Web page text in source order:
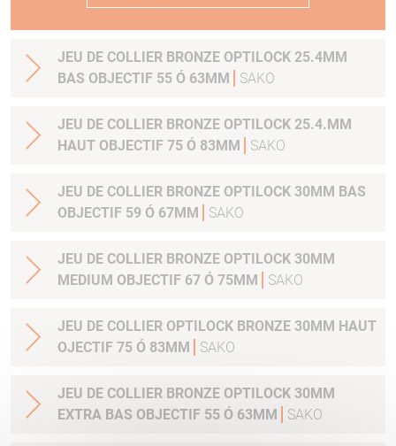
JEU DE COLLIER BRONZE OPTILOCK 25.4MM
BAS OBJECTIF 55 Ó 63MM
SAKO
JEU DE COLLIER BRONZE OPTILOCK 25.4.MM
HAUT OBJECTIF 75 Ó 83MM
SAKO
JEU DE COLLIER BRONZE OPTILOCK 30MM BAS
OBJECTIF 59 Ó 67MM
SAKO
JEU DE COLLIER BRONZE OPTILOCK 30MM
MEDIUM OBJECTIF 67 Ó 75MM
SAKO
JEU DE COLLIER OPTILOCK BRONZE 30MM HAUT
OJECTIF 75 Ó 83MM
SAKO
JEU DE COLLIER BRONZE OPTILOCK 30MM
EXTRA BAS OBJECTIF 55 Ó 63MM
SAKO